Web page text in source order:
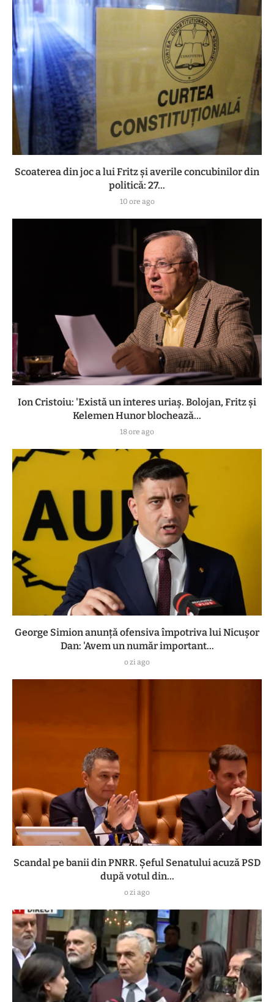
Scoaterea din joc a lui Fritz și averile concubinilor din
politică: 27...
10 ore ago
Ion Cristoiu: 'Există un interes uriaș. Bolojan, Fritz și
Kelemen Hunor blochează...
18 ore ago
George Simion anunță ofensiva împotriva lui Nicușor
Dan: 'Avem un număr important...
o zi ago
Scandal pe banii din PNRR. Șeful Senatului acuză PSD
după votul din...
o zi ago